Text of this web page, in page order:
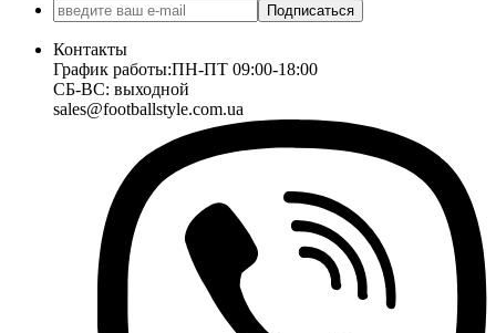
Подписаться
Контакты
График работы:ПН-ПТ 09:00-18:00
СБ-ВС: выходной
sales@footballstyle.com.ua